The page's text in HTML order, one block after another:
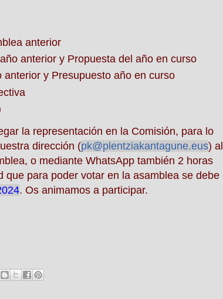
anterior
anterior y Propuesta del año en curso
y Presupuesto año en curso
la representación en la Comisión, para lo
dirección (pk@plentziakantagune.eus) al
o mediante WhatsApp también 2 horas
que para poder votar en la asamblea se debe
. Os animamos a participar.